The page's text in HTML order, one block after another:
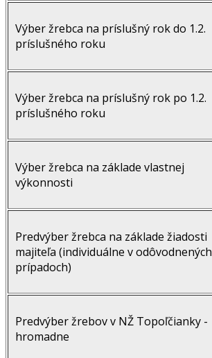
Výber žrebca na príslušný rok do 1.2.
príslušného roku
Výber žrebca na príslušný rok po 1.2.
príslušného roku
Výber žrebca na základe vlastnej
výkonnosti
Predvýber žrebca na základe žiadosti
majiteľa (individuálne v odôvodnených
prípadoch)
Predvýber žrebov v NŽ Topoľčianky -
hromadne